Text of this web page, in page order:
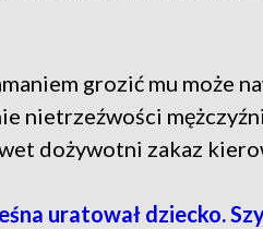
grozić mu może
nietrzeźwości
dożywotni zakaz
uratował dziecko.